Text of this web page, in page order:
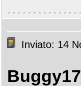
Inviato: 14
Buggy17